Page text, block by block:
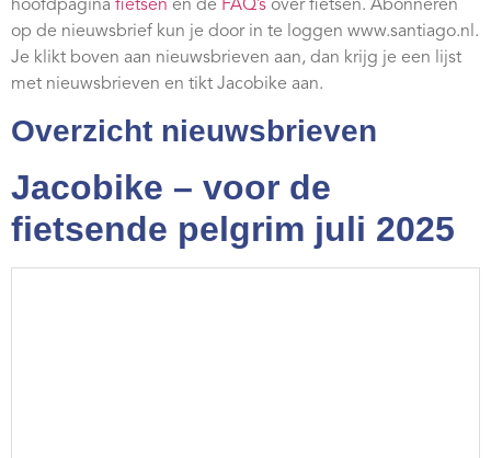
hoofdpagina fietsen en de FAQ’s over fietsen. Abonneren
op de nieuwsbrief kun je door in te loggen www.santiago.nl.
Je klikt boven aan nieuwsbrieven aan, dan krijg je een lijst
met nieuwsbrieven en tikt Jacobike aan.
Overzicht nieuwsbrieven
Jacobike – voor de
fietsende pelgrim juli 2025